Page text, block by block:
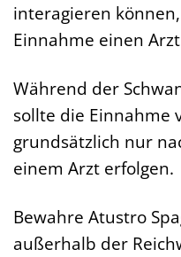
interagieren
Einnahme einen
Während der
sollte die Einnahme
grundsätzlich nur
einem Arzt erfolgen.
Bewahre Atustro
außerhalb der